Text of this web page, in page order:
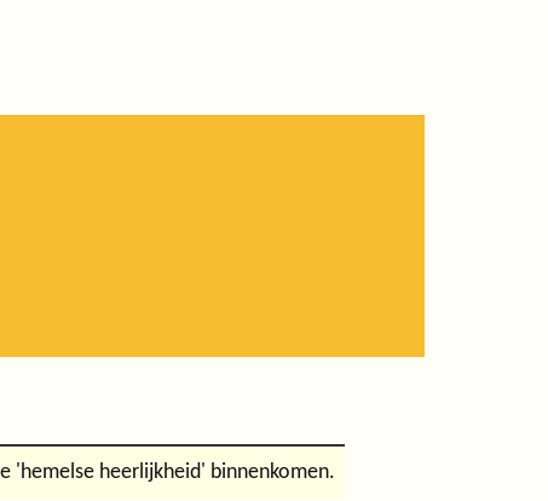
'hemelse heerlijkheid' binnenkomen.